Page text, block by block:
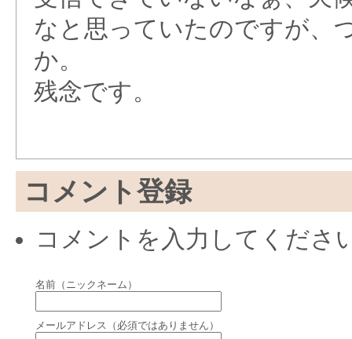
なと思っていたのですが、
か。
残念です。
コメント登録
コメントを入力してくださ
名前（ニックネーム）
メールアドレス（必須ではありません）